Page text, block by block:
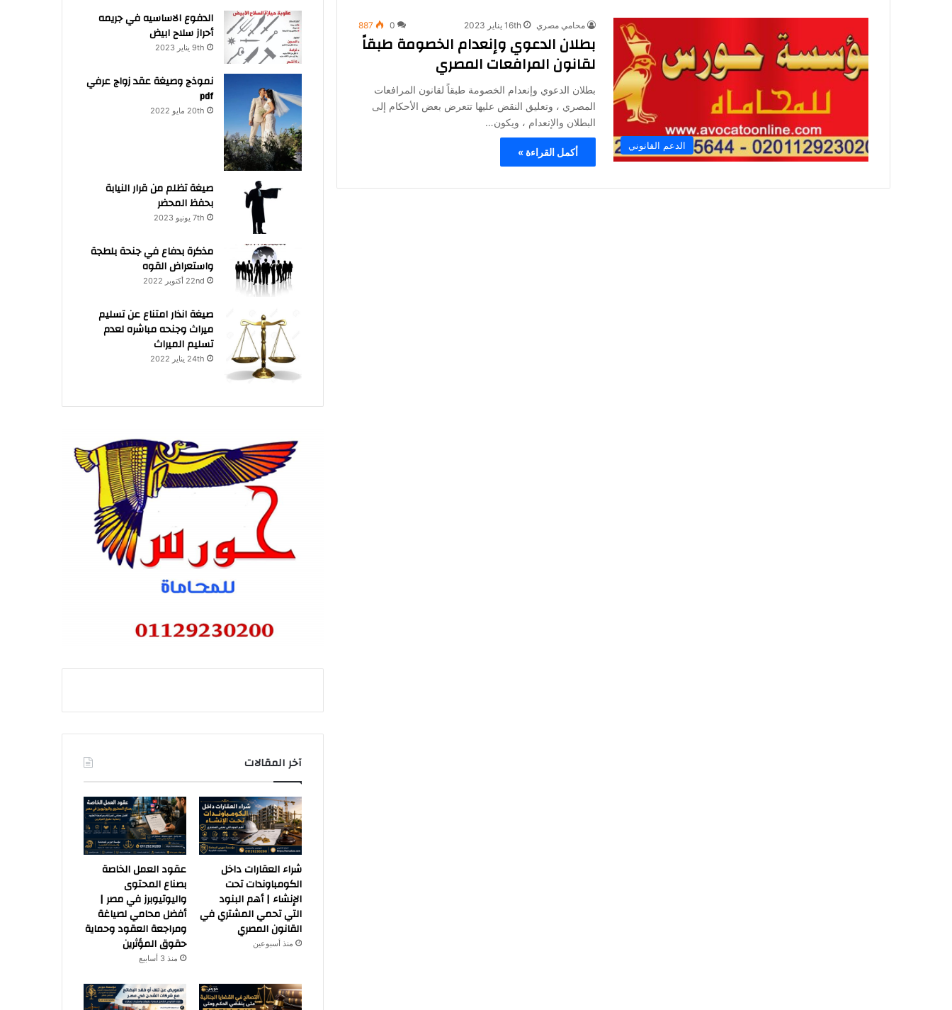
الدعم القانوني
محامي مصري 16th يناير 2023 0
887
بطلان الدعوي وإنعدام الخصومة طبقاً
لقانون المرافعات المصري
بطلان الدعوي وإنعدام الخصومة طبقاً لقانون المرافعات
المصري ، وتعليق النقض عليها تتعرض بعض الأحكام إلى
البطلان والإنعدام ، ويكون…
أكمل القراءة »
الدفوع الاساسيه في جريمه
أحراز سلاح ابيض
9th يناير 2023
نموذج وصيغة عقد زواج عرفي
pdf
20th مايو 2022
صيغة تظلم من قرار النيابة
بحفظ المحضر
7th يونيو 2023
مذكرة بدفاع في جنحة بلطجة
واستعراض القوه
22nd أكتوبر 2022
صيغة انذار امتناع عن تسليم
ميراث وجنحه مباشره لعدم
تسليم الميراث
24th يناير 2022
آخر المقالات
شراء العقارات داخل
الكومباوندات تحت
الإنشاء | أهم البنود
التي تحمي المشتري في
القانون المصري
منذ أسبوعين
عقود العمل الخاصة
بصناع المحتوى
واليوتيوبرز في مصر |
أفضل محامي لصياغة
ومراجعة العقود وحماية
حقوق المؤثرين
منذ 3 أسابيع